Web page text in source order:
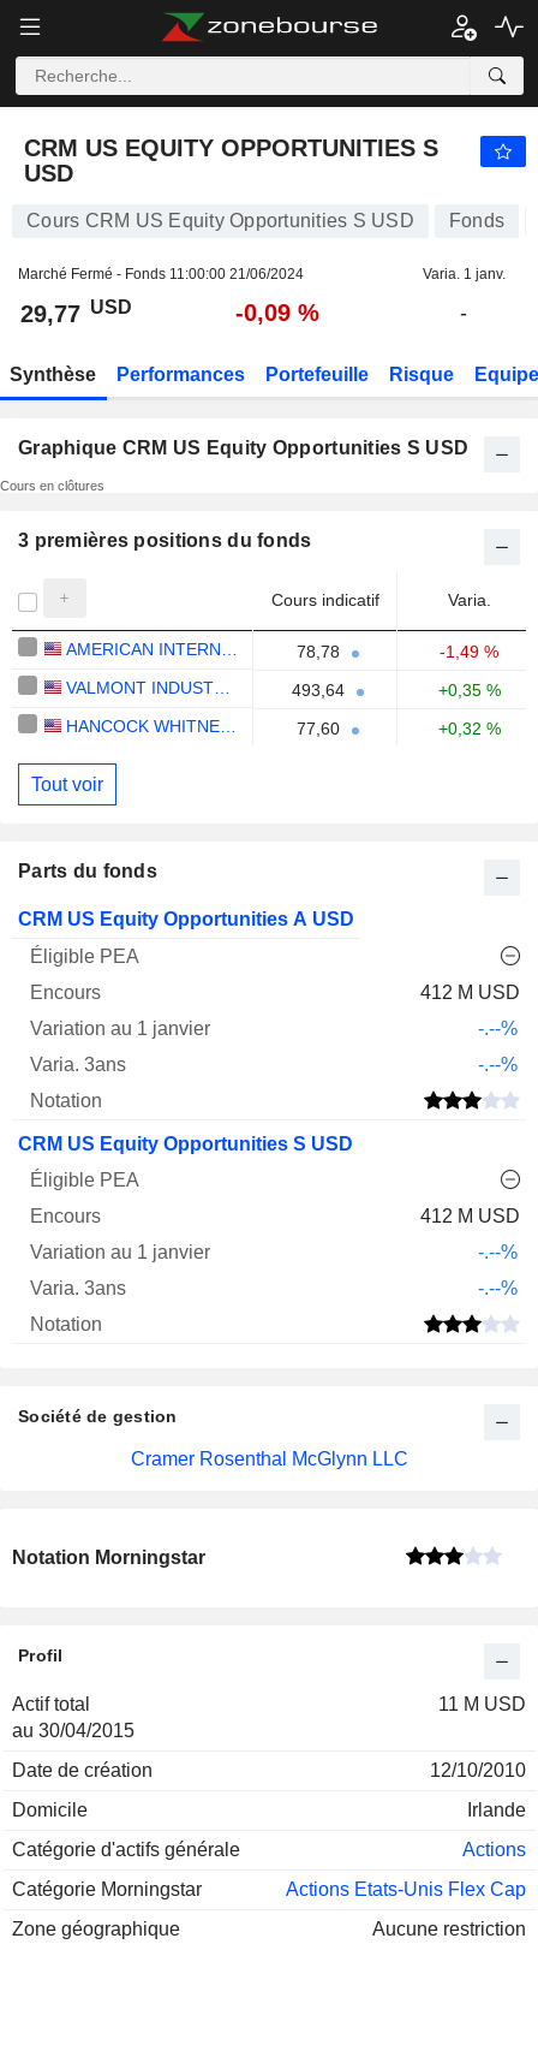
CRM US EQUITY OPPORTUNITIES S
USD
Cours CRM US Equity Opportunities S USD Fonds
Marché Fermé - Fonds 11:00:00 21/06/2024 Varia. 1 janv.
29,77 USD -0,09 % -
Synthèse Performances Portefeuille Risque Equipe
Graphique CRM US Equity Opportunities S USD
Cours en clôtures
3 premières positions du fonds
Cours indicatif Varia.
78,78
-1,49 %
493,64
+0,35 %
77,60 +0,32 %
Tout voir
Parts du fonds
Nom PEA Encours
Varia.
CRM US Equity Opportunities A USD
412 M USD
-.--%
-.--%
CRM US Equity Opportunities S USD
412 M USD
-.--%
-.--%
Société de gestion
Cramer Rosenthal McGlynn LLC
Notation Morningstar
Profil
Actif total
au 30/04/2015
11 M USD
Date de création
12/10/2010
Domicile
Irlande
Catégorie d'actifs générale
Actions
Catégorie Morningstar
Actions Etats-Unis Flex Cap
Zone géographique
Aucune restriction